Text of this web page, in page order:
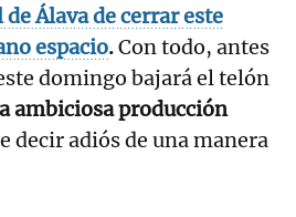
Álava de cerrar este
espacio.Con todo, antes
domingo bajará el telón
ambiciosa producción
decir adiós de una manera